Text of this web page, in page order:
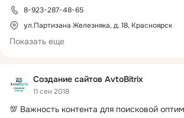
Создание сайтов AvtoBitrix
11 сен 2018
💯 Важность контента для поисковой
8-923-287-48-65
ул.Партизана Железняка, д. 18, Красноярск
Показать еще